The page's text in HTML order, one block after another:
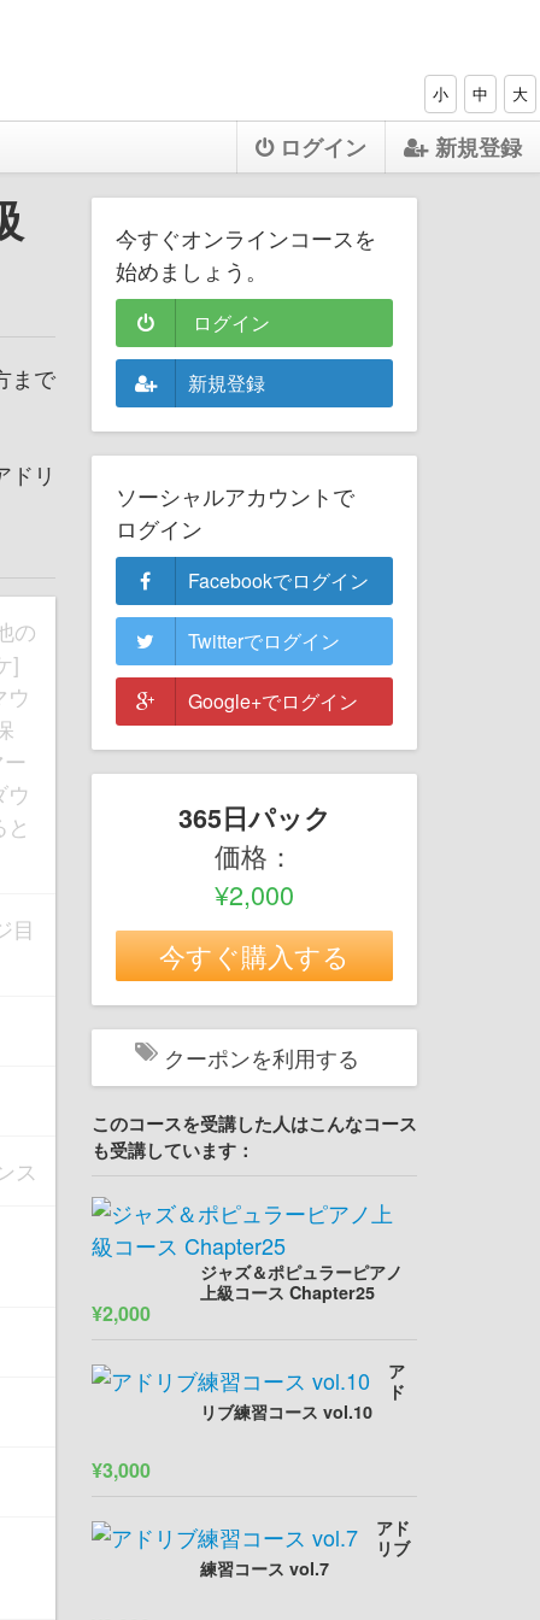
小 中 大
ログイン 新規登録
まで
ドリ
の
]
目
ス
今すぐオンラインコースを
始めましょう。
ログイン
新規登録
ソーシャルアカウントで
ログイン
Facebookでログイン
Twitterでログイン
Google+でログイン
365日パック
価格：
¥2,000
今すぐ購入する
クーポンを利用する
このコースを受講した人はこんなコース
も受講しています：
ジャズ＆ポピュラーピアノ
上級コース Chapter25
¥2,000
ア
ド
リブ練習コース vol.10
¥3,000
アド
リブ
練習コース vol.7